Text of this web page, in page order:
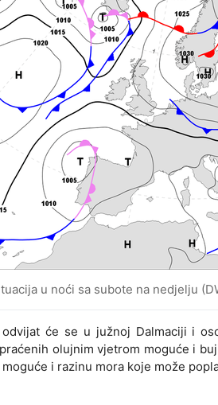
u noći sa subote na nedjelju
će se u južnoj Dalmaciji i
olujnim vjetrom moguće i
i razinu mora koje može